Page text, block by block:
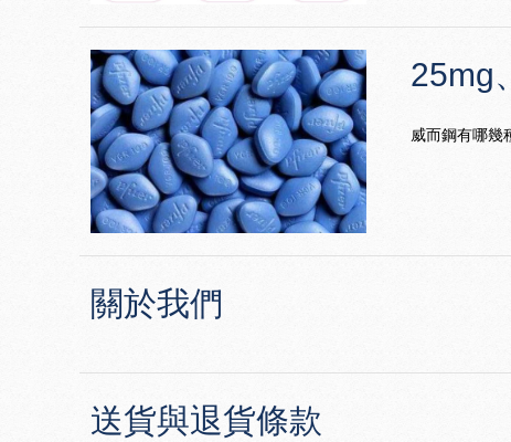
25mg
威而鋼有哪幾
關於我們
送貨與退貨條款